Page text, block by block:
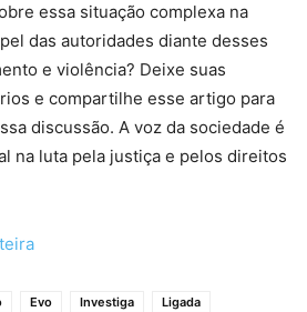
essa situação complexa na
das autoridades diante desses
e violência? Deixe suas
e compartilhe esse artigo para
discussão. A voz da sociedade é
na luta pela justiça e pelos direitos
Evo Investiga
Ligada